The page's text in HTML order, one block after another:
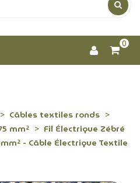
0
Câbles textiles ronds
mm²
Fil Électrique Zébré
- Câble Électrique Textile